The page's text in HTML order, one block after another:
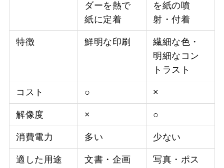
ダーを熱で
紙に定着
を紙の噴
射・付着
特徴 鮮明な印刷
繊細な色・
明細なコン
トラスト
コスト ○ ×
解像度 × ○
消費電力 多い 少ない
適した用途
文書・企画
写真・ポス